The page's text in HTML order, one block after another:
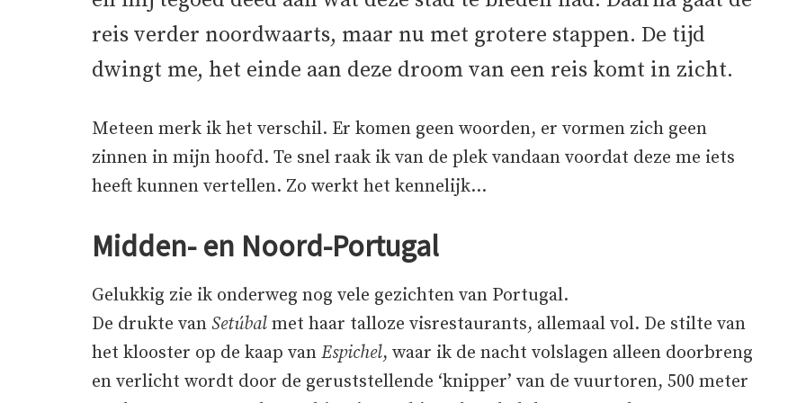
reis verder noordwaarts, maar nu met grotere stappen. De tijd
dwingt me, het einde aan deze droom van een reis komt in zicht.
Meteen merk ik het verschil. Er komen geen woorden, er vormen zich geen
zinnen in mijn hoofd. Te snel raak ik van de plek vandaan voordat deze me iets
heeft kunnen vertellen. Zo werkt het kennelijk…
Midden- en Noord-Portugal
Gelukkig zie ik onderweg nog vele gezichten van Portugal.
De drukte van Setúbal met haar talloze visrestaurants, allemaal vol. De stilte van
het klooster op de kaap van Espichel, waar ik de nacht volslagen alleen doorbreng
en verlicht wordt door de geruststellende ‘knipper’ van de vuurtoren, 500 meter